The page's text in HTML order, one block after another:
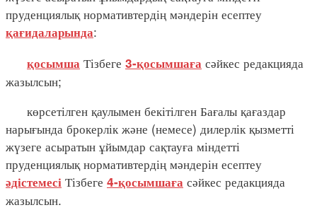
пруденциялық нормативтердің мәндерін есептеу
қағидаларында:
қосымша Тізбеге 3-қосымшаға сәйкес редакцияда
жазылсын;
көрсетілген қаулымен бекітілген Бағалы қағаздар
нарығында брокерлік және (немесе) дилерлік қызметті
жүзеге асыратын ұйымдар сақтауға міндетті
пруденциялық нормативтердің мәндерін есептеу
әдістемесі Тізбеге 4-қосымшаға сәйкес редакцияда
жазылсын.